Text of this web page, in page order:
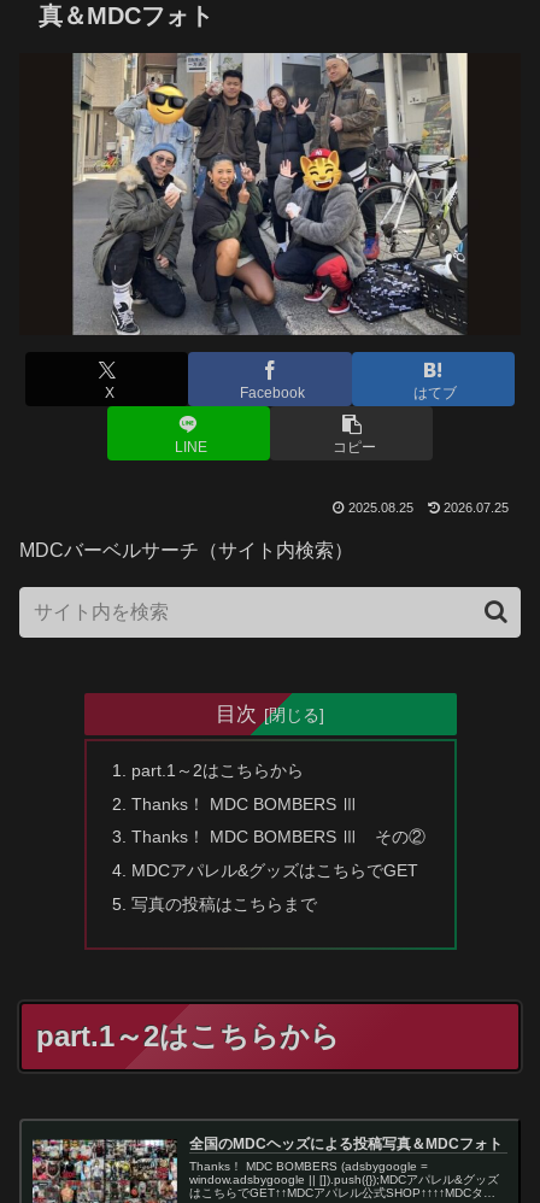
真＆MDCフォト
X Facebook はてブ
LINE コピー
2025.08.25 2026.07.25
MDCバーベルサーチ（サイト内検索）
目次
part.1～2はこちらから
Thanks！ MDC BOMBERS Ⅲ
Thanks！ MDC BOMBERS Ⅲ その②
MDCアパレル&グッズはこちらでGET
写真の投稿はこちらまで
part.1～2はこちらから
全国のMDCヘッズによる投稿写真＆MDCフォト
Thanks！ MDC BOMBERS (adsbygoogle =
window.adsbygoogle || []).push({});MDCアパレル&グッズ
はこちらでGET↑↑MDCアパレル公式SHOP↑↑↑↑MDCタト